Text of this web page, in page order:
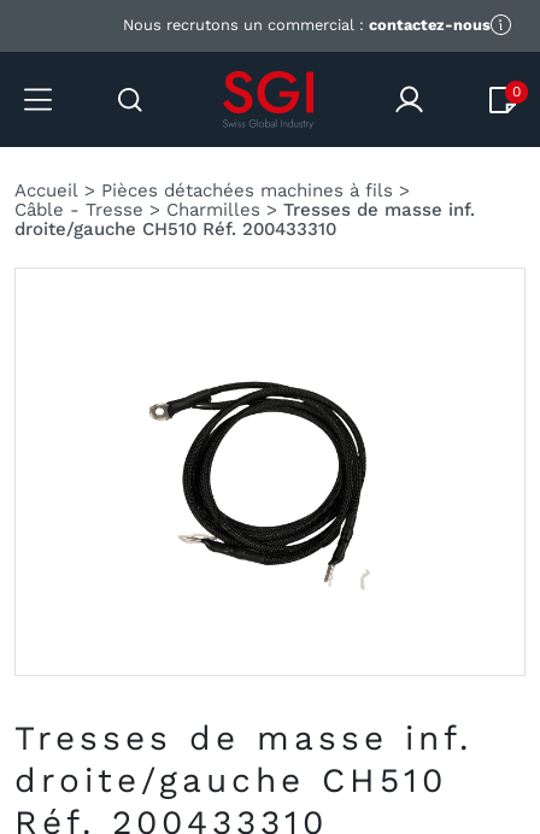
Nous recrutons un commercial : contactez-nous
0
Accueil > Pièces détachées machines à fils >
Câble - Tresse > Charmilles > Tresses de masse inf.
droite/gauche CH510 Réf. 200433310
Tresses de masse inf.
droite/gauche CH510
Réf. 200433310